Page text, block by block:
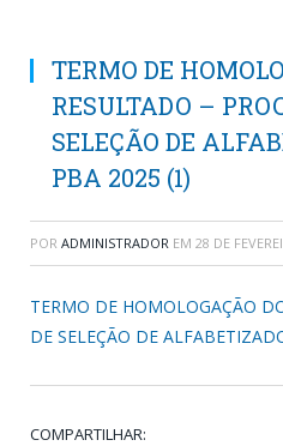
TERMO DE
RESULTADO –
SELEÇÃO DE
PBA 2025 (1)
POR ADMINISTRADOR EM 28 DE
TERMO DE HOMOLOGAÇÃO
DE SELEÇÃO DE
COMPARTILHAR: